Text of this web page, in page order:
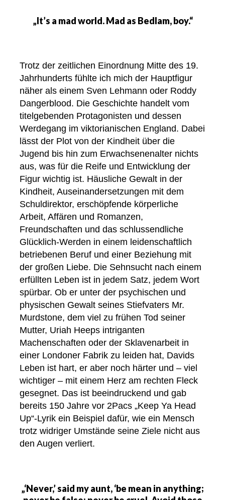
„It’s a mad world. Mad as Bedlam, boy.“
Trotz der zeitlichen Einordnung Mitte des 19.
Jahrhunderts fühlte ich mich der Hauptfigur
näher als einem Sven Lehmann oder Roddy
Dangerblood. Die Geschichte handelt vom
titelgebenden Protagonisten und dessen
Werdegang im viktorianischen England. Dabei
lässt der Plot von der Kindheit über die
Jugend bis hin zum Erwachsenenalter nichts
aus, was für die Reife und Entwicklung der
Figur wichtig ist. Häusliche Gewalt in der
Kindheit, Auseinandersetzungen mit dem
Schuldirektor, erschöpfende körperliche
Arbeit, Affären und Romanzen,
Freundschaften und das schlussendliche
Glücklich-Werden in einem leidenschaftlich
betriebenen Beruf und einer Beziehung mit
der großen Liebe. Die Sehnsucht nach einem
erfüllten Leben ist in jedem Satz, jedem Wort
spürbar. Ob er unter der psychischen und
physischen Gewalt seines Stiefvaters Mr.
Murdstone, dem viel zu frühen Tod seiner
Mutter, Uriah Heeps intriganten
Machenschaften oder der Sklavenarbeit in
einer Londoner Fabrik zu leiden hat, Davids
Leben ist hart, er aber noch härter und – viel
wichtiger – mit einem Herz am rechten Fleck
gesegnet. Das ist beeindruckend und gab
bereits 150 Jahre vor 2Pacs „Keep Ya Head
Up“-Lyrik ein Beispiel dafür, wie ein Mensch
trotz widriger Umstände seine Ziele nicht aus
den Augen verliert.
„‘Never,’ said my aunt, ‘be mean in anything;